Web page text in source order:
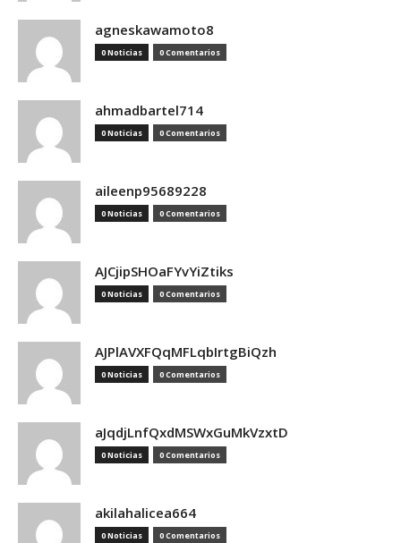
agneskawamoto8
0 Noticias 0 Comentarios
ahmadbartel714
0 Noticias 0 Comentarios
aileenp95689228
0 Noticias 0 Comentarios
AJCjipSHOaFYvYiZtiks
0 Noticias 0 Comentarios
AJPlAVXFQqMFLqbIrtgBiQzh
0 Noticias 0 Comentarios
aJqdjLnfQxdMSWxGuMkVzxtD
0 Noticias 0 Comentarios
akilahalicea664
0 Noticias 0 Comentarios